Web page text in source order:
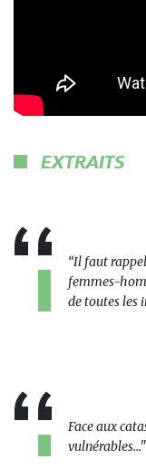
EXTRAITS
“Il faut
femmes-
de toutes les
Face aux
vulnérables..."